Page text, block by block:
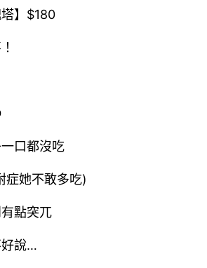
塔】$180
口都沒吃
症她不敢多吃)
點突兀
說…